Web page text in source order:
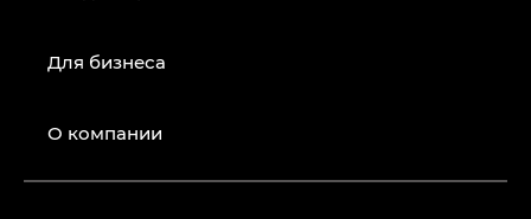
Для бизнеса
О компании